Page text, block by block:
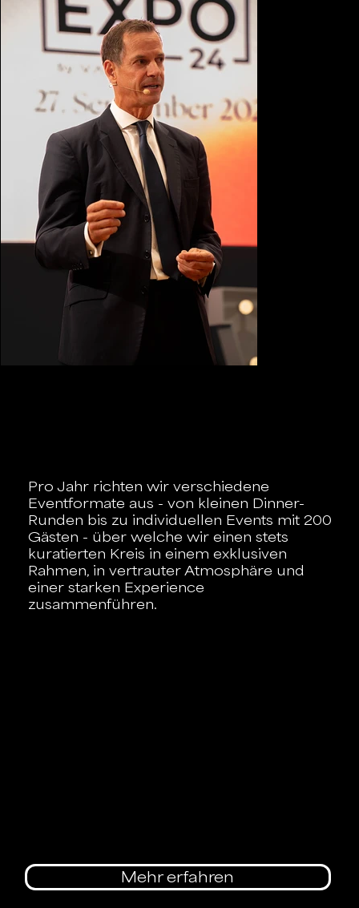
Pro Jahr richten wir verschiedene
Eventformate aus - von kleinen Dinner-
Runden bis zu individuellen Events mit 200
Gästen - über welche wir einen stets
kuratierten Kreis in einem exklusiven
Rahmen, in vertrauter Atmosphäre und
einer starken Experience
zusammenführen.
Mehr erfahren